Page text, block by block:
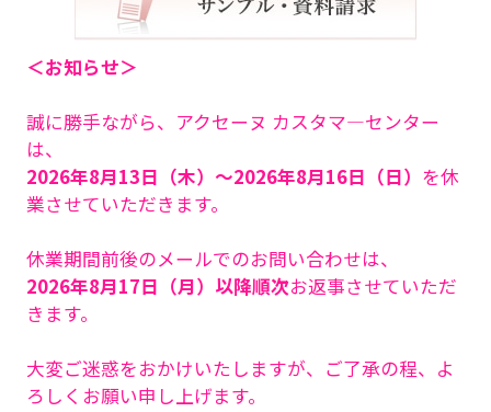
＜お知らせ＞
誠に勝手ながら、アクセーヌ カスタマ―センター
は、
2026年8月13日（木）～2026年8月16日（日） を休
業させていただきます。
休業期間前後のメールでのお問い合わせは、
2026年8月17日（月）以降順次お返事させていただ
きます。
大変ご迷惑をおかけいたしますが、ご了承の程、よ
ろしくお願い申し上げます。